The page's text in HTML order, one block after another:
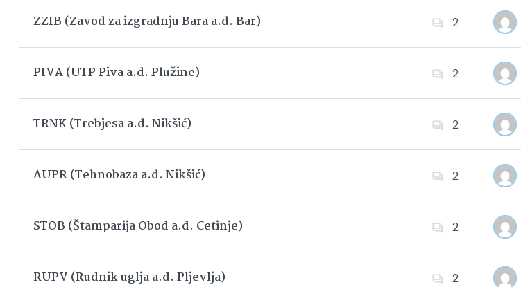
ZZIB (Zavod za izgradnju Bara a.d. Bar) 2
PIVA (UTP Piva a.d. Plužine) 2
TRNK (Trebjesa a.d. Nikšić) 2
AUPR (Tehnobaza a.d. Nikšić) 2
STOB (Štamparija Obod a.d. Cetinje) 2
RUPV (Rudnik uglja a.d. Pljevlja) 2